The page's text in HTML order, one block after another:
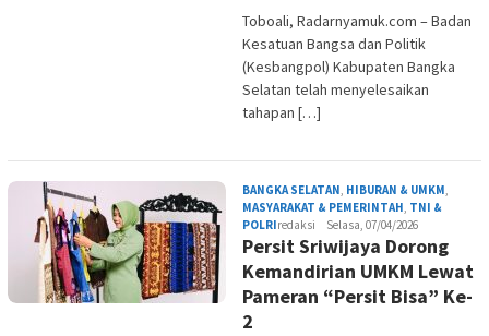
Toboali, Radarnyamuk.com – Badan
Kesatuan Bangsa dan Politik
(Kesbangpol) Kabupaten Bangka
Selatan telah menyelesaikan
tahapan […]
BANGKA SELATAN, HIBURAN & UMKM,
MASYARAKAT & PEMERINTAH, TNI &
POLRIredaksi Selasa, 07/04/2026
Persit Sriwijaya Dorong
Kemandirian UMKM Lewat
Pameran “Persit Bisa” Ke-
2